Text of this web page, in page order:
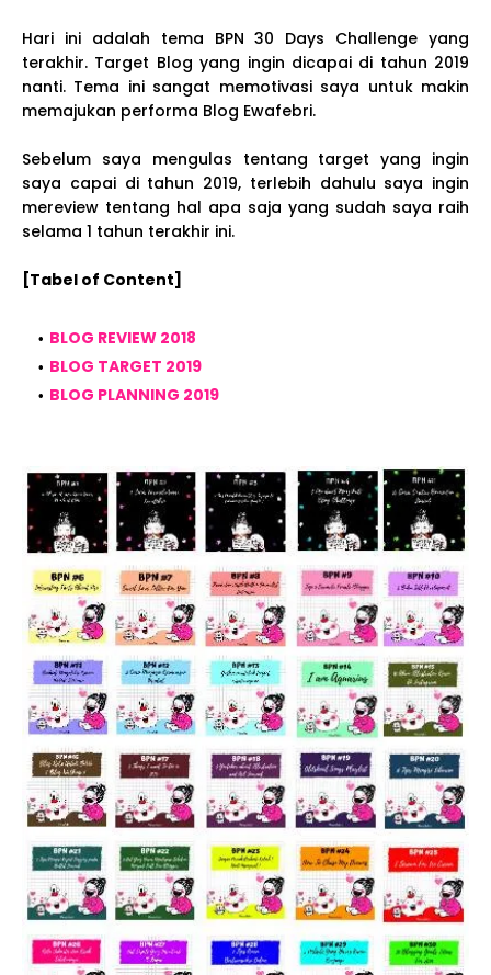
Hari ini adalah tema BPN 30 Days Challenge yang
terakhir. Target Blog yang ingin dicapai di tahun 2019
nanti. Tema ini sangat memotivasi saya untuk makin
memajukan performa Blog Ewafebri.
Sebelum saya mengulas tentang target yang ingin
saya capai di tahun 2019, terlebih dahulu saya ingin
mereview tentang hal apa saja yang sudah saya raih
selama 1 tahun terakhir ini.
[Tabel of Content]
BLOG REVIEW 2018
BLOG TARGET 2019
BLOG PLANNING 2019